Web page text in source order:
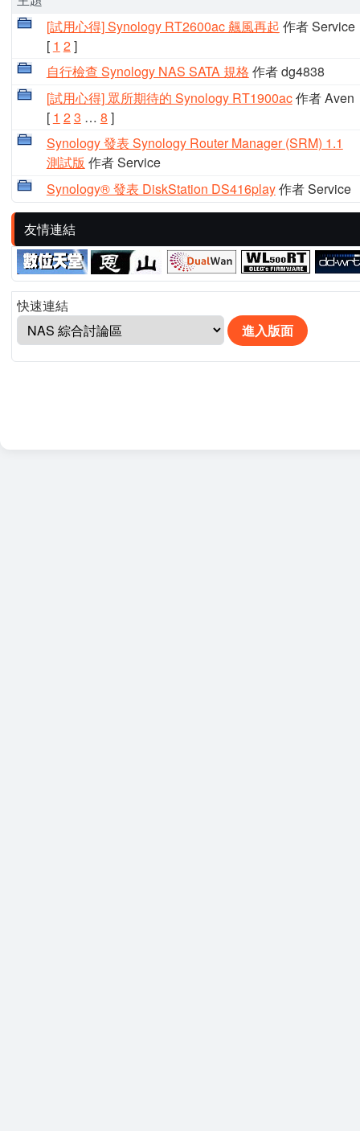
[試用心得] Synology RT2600ac 飆風再起 作者 Service
[ 1 2]
自行檢查 Synology NAS SATA 規格 作者 dg4838
[試用心得] 眾所期待的 Synology RT1900ac作者 Aven
[ 1 23 … 8 ]
Synology 發表 Synology Router Manager (SRM) 1.1
測試版 作者 Service
Synology® 發表 DiskStation DS416play作者 Service
友情連結
快速連結